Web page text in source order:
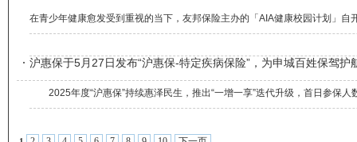
在青少年健康愈发受到重视的当下，友邦保险主办的「AIA健康校园计划」
沪惠保于5月27日发布“沪惠保-特定疾病保险”，为申城百姓保驾护
2025年度“沪惠保”持续惠泽民生，推出“一增一享”迭代升级，首日参保人